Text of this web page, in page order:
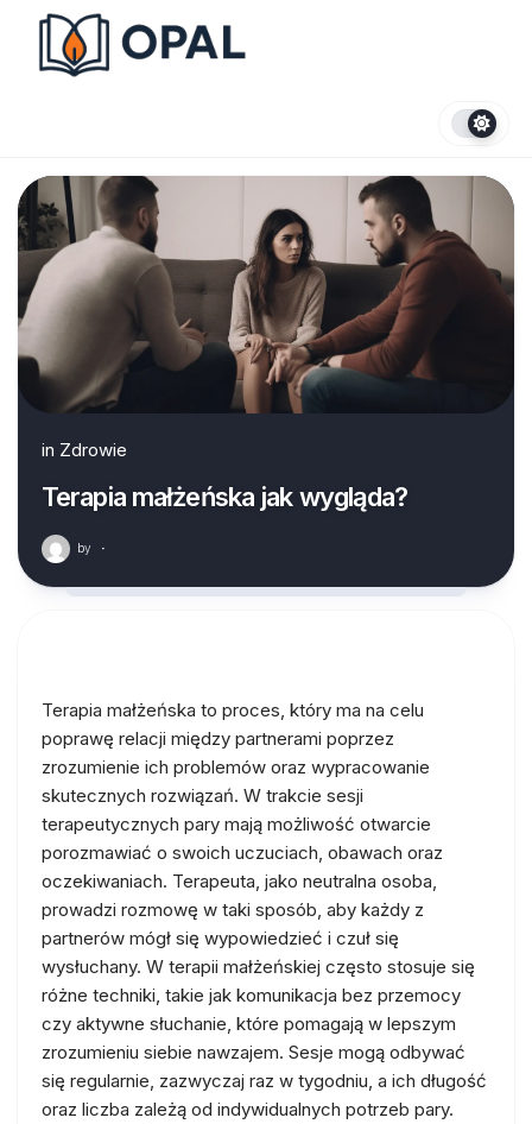
content
in Zdrowie
Terapia małżeńska jak wygląda?
by ·
Terapia małżeńska to proces, który ma na celu
poprawę relacji między partnerami poprzez
zrozumienie ich problemów oraz wypracowanie
skutecznych rozwiązań. W trakcie sesji
terapeutycznych pary mają możliwość otwarcie
porozmawiać o swoich uczuciach, obawach oraz
oczekiwaniach. Terapeuta, jako neutralna osoba,
prowadzi rozmowę w taki sposób, aby każdy z
partnerów mógł się wypowiedzieć i czuł się
wysłuchany. W terapii małżeńskiej często stosuje się
różne techniki, takie jak komunikacja bez przemocy
czy aktywne słuchanie, które pomagają w lepszym
zrozumieniu siebie nawzajem. Sesje mogą odbywać
się regularnie, zazwyczaj raz w tygodniu, a ich długość
oraz liczba zależą od indywidualnych potrzeb pary.